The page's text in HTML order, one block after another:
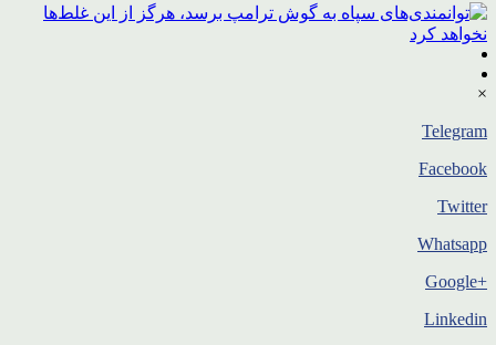
×
Telegram
Facebook
Twitter
Whatsapp
+Google
Linkedin